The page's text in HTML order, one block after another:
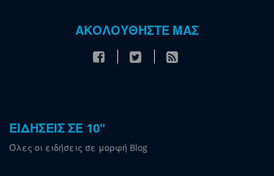
ΑΚΟΛΟΥΘΗΣΤΕ ΜΑΣ
ΕΙΔΗΣΕΙΣ ΣΕ 10"
Όλες οι ειδήσεις σε μορφή Blog